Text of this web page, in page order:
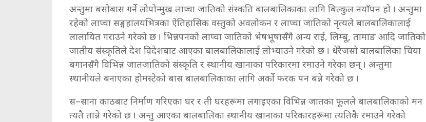
अन्तुमा बसोबास गर्ने लोपोन्मुख लाप्चा जातिको संस्कति बालबालिकाका लागि बिल्कुल नयाँपन हो । अन्तुमा
रहेको लाप्चा सङ्गहालयभित्रका ऐतिहासिक वस्तुको अवलोकन र लाप्चा जातिको नृत्यले बालबालिकालाई
लालायित गराउने गरेको छ । भिन्नपनको लाप्चा जातिको भेषभूषासँगै अन्य राई, लिम्बू, तामाङ आदि जातिको
जातीय संस्कृतिले देश विदेशबाट आएका बालबालिकालाई लोभ्याउने गरेको छ । धेरैजसो बालबालिका चिया
बगानसँगै विभिन्न जातजातिको संस्कृति र स्थानीय खानाका परिकारमा रमाउने गरेका छन् । अन्तुमा
स्थानीयले बनाएका होमस्टेको बास बालबालिकाका लागि अर्को फरक पन बन्ने गरेको छ ।
स–साना काठबाट निर्माण गरिएका घर र ती घरहरूमा लगाइएका विभिन्न जातका फूलले बालबालिकाको मन
त्यतै तान्ने गरेको छ । अन्तु आएका बालबालिका स्थानीय खानाका परिकारहरूमा त्यतिकै रमाउने गरेको